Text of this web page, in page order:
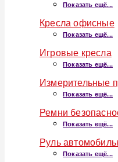
Показать ещё...
Кресла офисные
Показать ещё...
Игровые кресла
Показать ещё...
Измерительные
Показать ещё...
Ремни
Показать ещё...
Руль
Показать ещё...